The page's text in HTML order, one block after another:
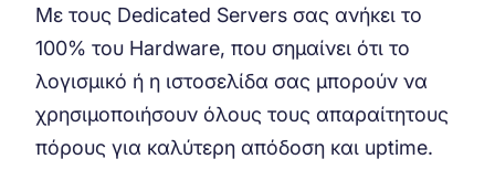
Με τους Dedicated Servers σας ανήκει το
100% του Hardware, που σημαίνει ότι το
λογισμικό ή η ιστοσελίδα σας μπορούν να
χρησιμοποιήσουν όλους τους απαραίτητους
πόρους για καλύτερη απόδοση και uptime.